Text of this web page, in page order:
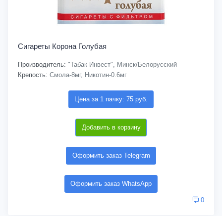
Сигареты Корона Голубая
Производитель: "Табак-Инвест", Минск/Белорусский
Крепость: Смола-8мг, Никотин-0.6мг
Цена за 1 пачку: 75 руб.
Добавить в корзину
Оформить заказ Telegram
Оформить заказ WhatsApp
0